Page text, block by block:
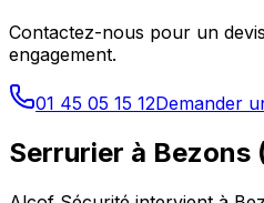
Contactez-nous pour un
engagement.
01 45 05 15 12Demander
Serrurier à Bezons